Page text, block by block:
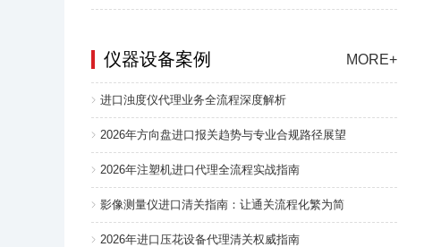
仪器设备案例 MORE+
进口浊度仪代理业务全流程深度解析
2026年方向盘进口报关趋势与专业合规路径展望
2026年注塑机进口代理全流程实战指南
影像测量仪进口清关指南：让通关流程化繁为简
2026年进口压花设备代理清关权威指南